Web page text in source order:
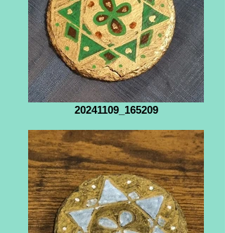
20241109_165209